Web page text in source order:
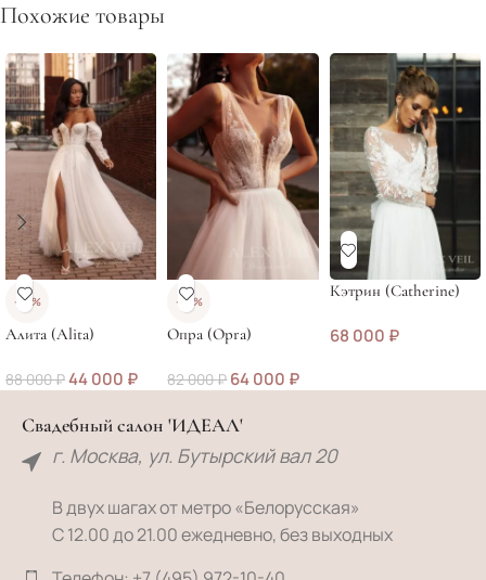
Похожие товары
-50%
Алита (Alita)
88 000₽44 000 ₽
-22%
Опра (Opra)
82 000₽ 64 000 ₽
Кэтрин (Catherine)
68 000 ₽
Свадебный салон 'ИДЕАЛ'
г. Москва, ул. Бутырский вал 20
В двух шагах от метро «Белорусская»
С 12.00 до 21.00 ежедневно, без выходных